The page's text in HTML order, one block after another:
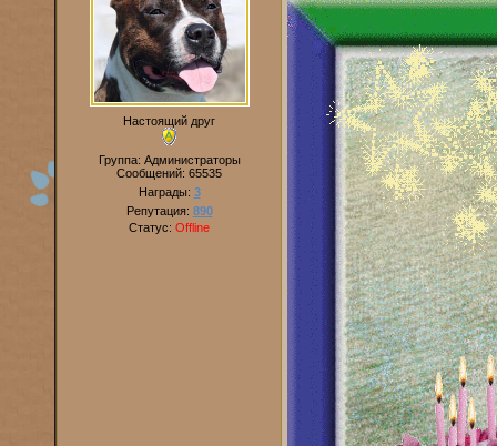
Настоящий друг
Группа: Администраторы
Сообщений: 65535
Награды: 3
Репутация: 890
Статус: Offline